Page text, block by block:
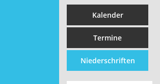
Kalender
Termine
Niederschriften